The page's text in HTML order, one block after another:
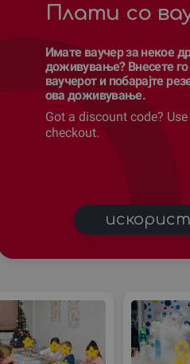
Плати со
Имате ваучер за некое
доживување? Внесете го
ваучерот и побарајте
ова доживување.
Got a discount code?
checkout.